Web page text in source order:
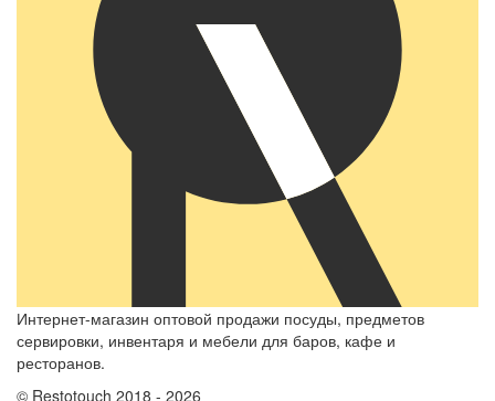
Интернет-магазин оптовой продажи посуды, предметов
сервировки, инвентаря и мебели для баров, кафе и
ресторанов.
© Restotouch 2018 - 2026